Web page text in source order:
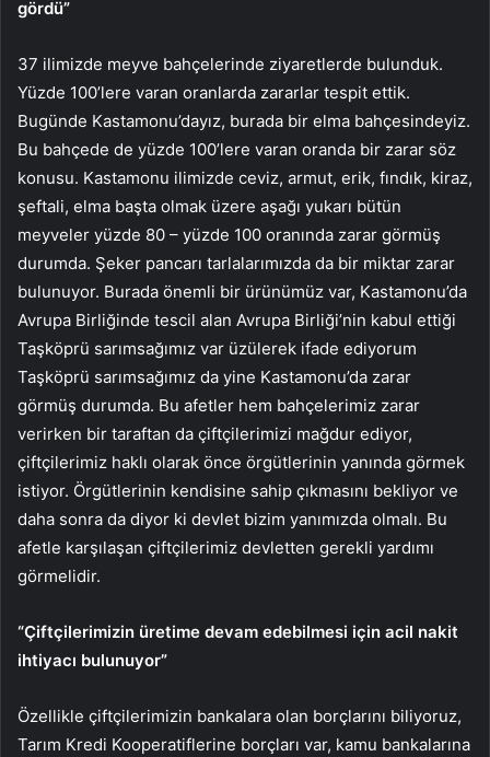
gördü”
37 ilimizde meyve bahçelerinde ziyaretlerde bulunduk.
Yüzde 100’lere varan oranlarda zararlar tespit ettik.
Bugünde Kastamonu’dayız, burada bir elma bahçesindeyiz.
Bu bahçede de yüzde 100’lere varan oranda bir zarar söz
konusu. Kastamonu ilimizde ceviz, armut, erik, fındık, kiraz,
şeftali, elma başta olmak üzere aşağı yukarı bütün
meyveler yüzde 80 – yüzde 100 oranında zarar görmüş
durumda. Şeker pancarı tarlalarımızda da bir miktar zarar
bulunuyor. Burada önemli bir ürünümüz var, Kastamonu’da
Avrupa Birliğinde tescil alan Avrupa Birliği’nin kabul ettiği
Taşköprü sarımsağımız var üzülerek ifade ediyorum
Taşköprü sarımsağımız da yine Kastamonu’da zarar
görmüş durumda. Bu afetler hem bahçelerimiz zarar
verirken bir taraftan da çiftçilerimizi mağdur ediyor,
çiftçilerimiz haklı olarak önce örgütlerinin yanında görmek
istiyor. Örgütlerinin kendisine sahip çıkmasını bekliyor ve
daha sonra da diyor ki devlet bizim yanımızda olmalı. Bu
afetle karşılaşan çiftçilerimiz devletten gerekli yardımı
görmelidir.
“Çiftçilerimizin üretime devam edebilmesi için acil nakit
ihtiyacı bulunuyor”
Özellikle çiftçilerimizin bankalara olan borçlarını biliyoruz,
Tarım Kredi Kooperatiflerine borçları var, kamu bankalarına